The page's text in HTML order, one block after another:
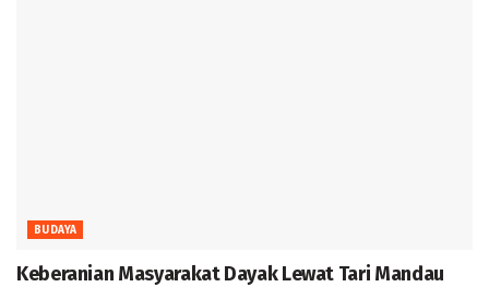
BUDAYA
Keberanian Masyarakat Dayak Lewat Tari Mandau ‎